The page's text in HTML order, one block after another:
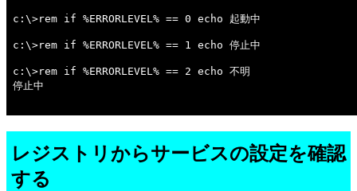
c:\>rem if %ERRORLEVEL% == 0 echo 起動中
c:\>rem if %ERRORLEVEL% == 1 echo 停止中
c:\>rem if %ERRORLEVEL% == 2 echo 不明
停止中
レジストリからサービスの設定を確認
する